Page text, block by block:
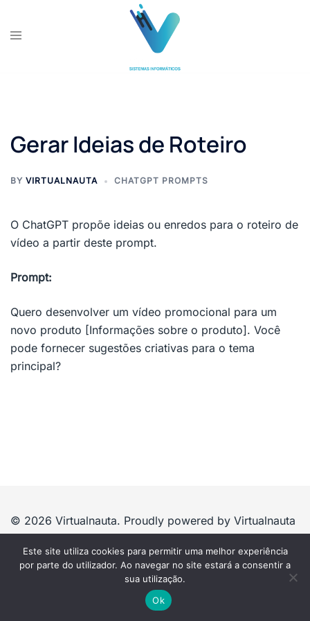
Gerar Ideias de Roteiro
BY VIRTUALNAUTA CHATGPT PROMPTS
O ChatGPT propõe ideias ou enredos para o roteiro de
vídeo a partir deste prompt.
Prompt:
Quero desenvolver um vídeo promocional para um
novo produto [Informações sobre o produto]. Você
pode fornecer sugestões criativas para o tema
principal?
© 2026 Virtualnauta. Proudly powered by Virtualnauta
Este site utiliza cookies para permitir uma melhor experiência
por parte do utilizador. Ao navegar no site estará a consentir a
sua utilização.
Ok